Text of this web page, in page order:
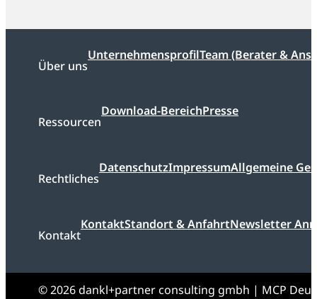
Über uns
UnternehmensprofilTeam (Berater &
Ressourcen
Download-BereichPresse
Rechtliches
DatenschutzImpressumAllgemeine
Kontakt
KontaktStandort & AnfahrtNewsletter
© 2026 dankl+partner consulting gmbh | MCP